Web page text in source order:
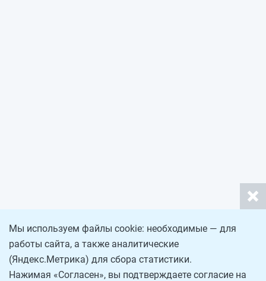
Мы используем файлы cookie: необходимые — для
работы сайта, а также аналитические
(Яндекс.Метрика) для сбора статистики.
Нажимая «Согласен», вы подтверждаете согласие на